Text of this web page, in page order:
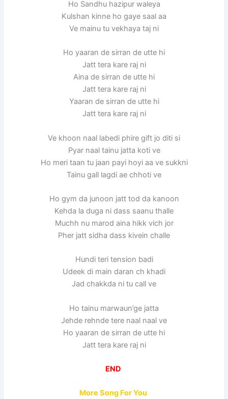
Ho Sandhu hazipur waleya
Kulshan kinne ho gaye saal aa
Ve mainu tu vekhaya taj ni
Ho yaaran de sirran de utte hi
Jatt tera kare raj ni
Aina de sirran de utte hi
Jatt tera kare raj ni
Yaaran de sirran de utte hi
Jatt tera kare raj ni
Ve khoon naal labedi phire gift jo diti si
Pyar naal tainu jatta koti ve
Ho meri taan tu jaan payi hoyi aa ve sukkni
Tainu gall lagdi ae chhoti ve
Ho gym da junoon jatt tod da kanoon
Kehda la duga ni dass saanu thalle
Muchh nu marod aina hikk vich jor
Pher jatt sidha dass kivein challe
Hundi teri tension badi
Udeek di main daran ch khadi
Jad chakkda ni tu call ve
Ho tainu marwaun’ge jatta
Jehde rehnde tere naal naal ve
Ho yaaran de sirran de utte hi
Jatt tera kare raj ni
END
More Song For You